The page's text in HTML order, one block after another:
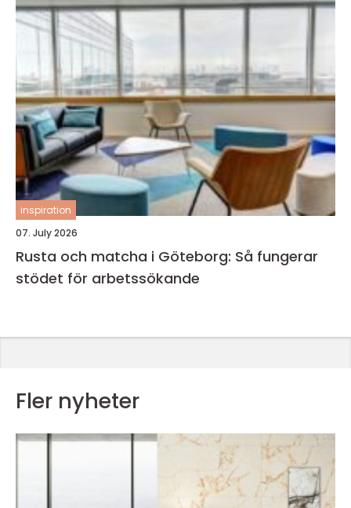
inspiration
07. July 2026
Rusta och matcha i Göteborg: Så fungerar
stödet för arbetssökande
Fler nyheter